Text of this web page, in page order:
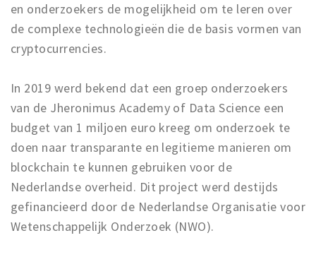
en onderzoekers de mogelijkheid om te leren over
de complexe technologieën die de basis vormen van
cryptocurrencies.
In 2019 werd bekend dat een groep onderzoekers
van de Jheronimus Academy of Data Science een
budget van 1 miljoen euro kreeg om onderzoek te
doen naar transparante en legitieme manieren om
blockchain te kunnen gebruiken voor de
Nederlandse overheid. Dit project werd destijds
gefinancieerd door de Nederlandse Organisatie voor
Wetenschappelijk Onderzoek (NWO).